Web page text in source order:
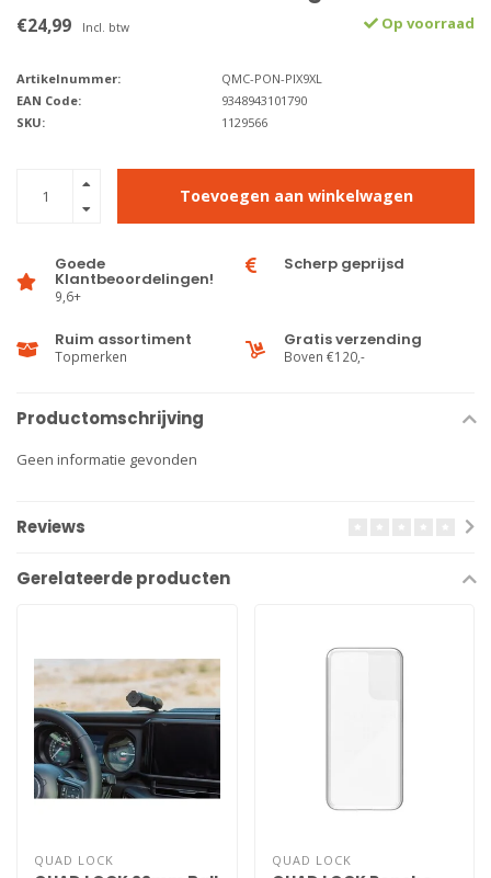
€24,99 Incl. btw Op voorraad
Artikelnummer:
QMC-PON-PIX9XL
EAN Code:
9348943101790
SKU:
1129566
Toevoegen aan winkelwagen
Goede
Klantbeoordelingen!
9,6+
Scherp geprijsd
Ruim assortiment
Topmerken
Gratis verzending
Boven €120,-
Productomschrijving
Geen informatie gevonden
Reviews
Gerelateerde producten
QUAD LOCK QUAD LOCK